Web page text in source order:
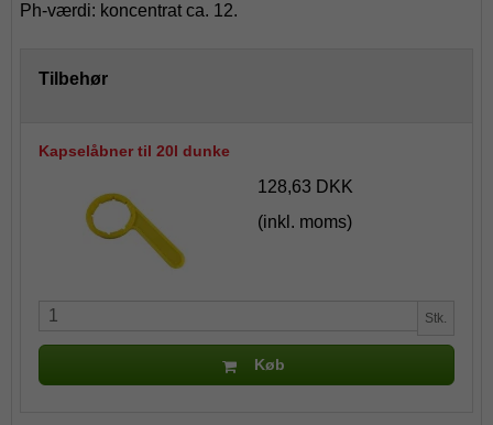
Ph-værdi: koncentrat ca. 12.
Tilbehør
Kapselåbner til 20l dunke
128,63 DKK
(inkl. moms)
Stk.
Køb